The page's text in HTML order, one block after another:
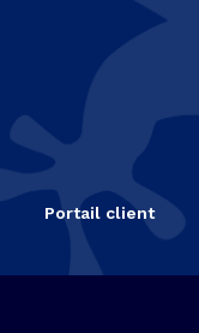
Portail client